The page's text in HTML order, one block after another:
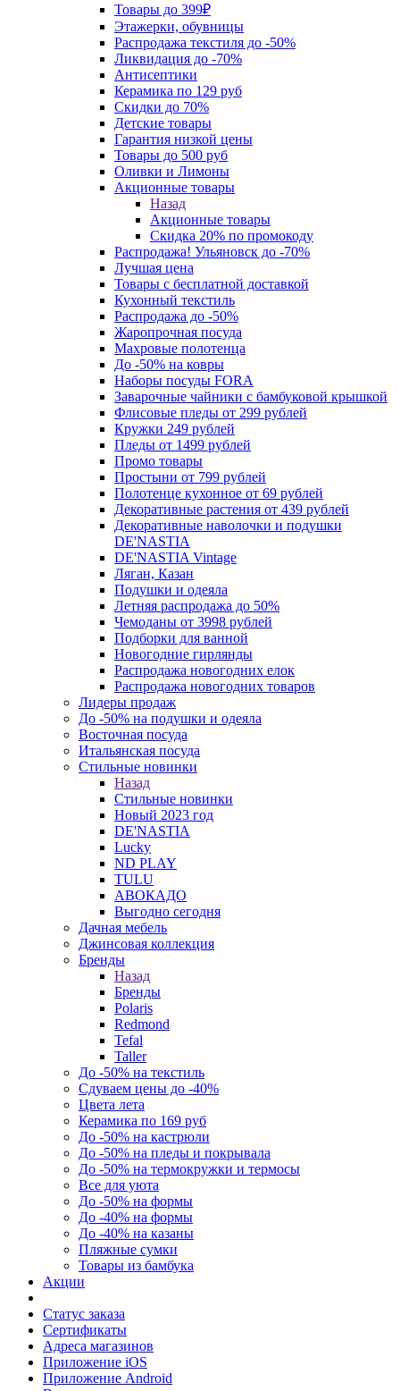
Товары до 399₽
Этажерки, обувницы
Распродажа текстиля до -50%
Ликвидация до -70%
Антисептики
Керамика по 129 руб
Скидки до 70%
Детские товары
Гарантия низкой цены
Товары до 500 руб
Оливки и Лимоны
Акционные товары
Назад
Акционные товары
Скидка 20% по промокоду
Распродажа! Ульяновск до -70%
Лучшая цена
Товары с бесплатной доставкой
Кухонный текстиль
Распродажа до -50%
Жаропрочная посуда
Махровые полотенца
До -50% на ковры
Наборы посуды FORA
Заварочные чайники с бамбуковой крышкой
Флисовые пледы от 299 рублей
Кружки 249 рублей
Пледы от 1499 рублей
Промо товары
Простыни от 799 рублей
Полотенце кухонное от 69 рублей
Декоративные растения от 439 рублей
Декоративные наволочки и подушки
DE'NASTIA
DE'NASTIA Vintage
Ляган, Казан
Подушки и одеяла
Летняя распродажа до 50%
Чемоданы от 3998 рублей
Подборки для ванной
Новогодние гирлянды
Распродажа новогодних елок
Распродажа новогодних товаров
Лидеры продаж
До -50% на подушки и одеяла
Восточная посуда
Итальянская посуда
Стильные новинки
Назад
Стильные новинки
Новый 2023 год
DE'NASTIA
Lucky
ND PLAY
TULU
АВОКАДО
Выгодно сегодня
Дачная мебель
Джинсовая коллекция
Бренды
Назад
Бренды
Polaris
Redmond
Tefal
Taller
До -50% на текстиль
Сдуваем цены до -40%
Цвета лета
Керамика по 169 руб
До -50% на кастрюли
До -50% на пледы и покрывала
До -50% на термокружки и термосы
Все для уюта
До -50% на формы
До -40% на формы
До -40% на казаны
Пляжные сумки
Товары из бамбука
Акции
Статус заказа
Сертификаты
Адреса магазинов
Приложение iOS
Приложение Android